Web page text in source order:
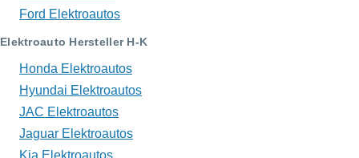
Ford Elektroautos
Elektroauto Hersteller H-K
Honda Elektroautos
Hyundai Elektroautos
JAC Elektroautos
Jaguar Elektroautos